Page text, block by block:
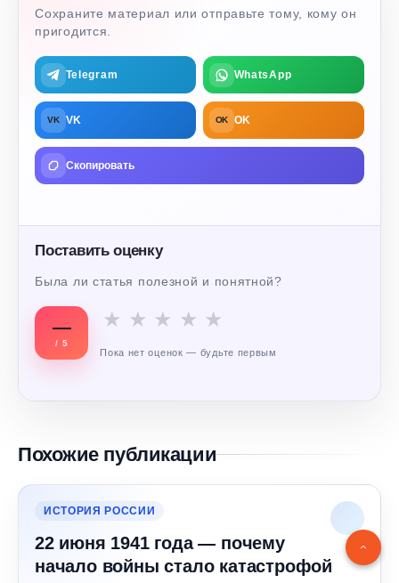
Сохраните материал или отправьте тому, кому он
пригодится.
Telegram WhatsApp
VK VK OK OK
Скопировать
Поставить оценку
Была ли статья полезной и понятной?
—
/ 5
★ ★ ★ ★ ★
Пока нет оценок — будьте первым
Похожие публикации
ИСТОРИЯ РОССИИ
22 июня 1941 года — почему
начало войны стало катастрофой